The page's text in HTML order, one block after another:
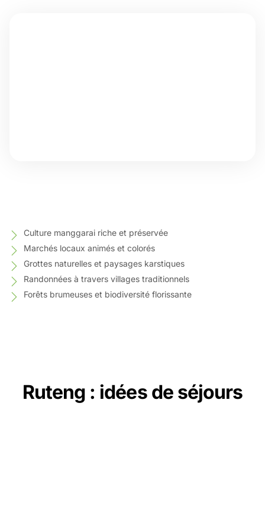
Culture manggarai riche et préservée
Marchés locaux animés et colorés
Grottes naturelles et paysages karstiques
Randonnées à travers villages traditionnels
Forêts brumeuses et biodiversité florissante
Ruteng : idées de séjours